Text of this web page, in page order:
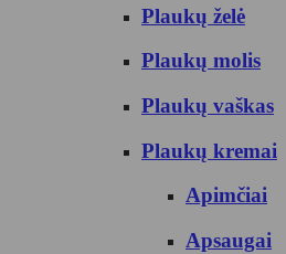
Plaukų želė
Plaukų molis
Plaukų vaškas
Plaukų kremai
Apimčiai
Apsaugai